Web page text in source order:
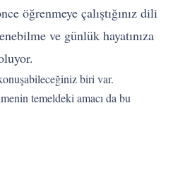
öğrenmeye çalıştığınız dili
ve günlük hayatınıza
biri var.
temeldeki amacı da bu